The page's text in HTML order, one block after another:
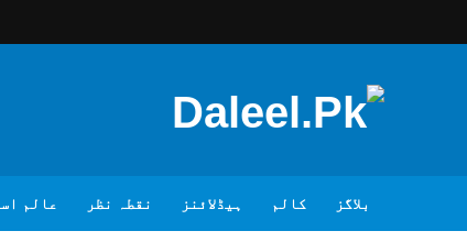
بلاگز کالم ہیڈلائنز نقطہ نظر عالم